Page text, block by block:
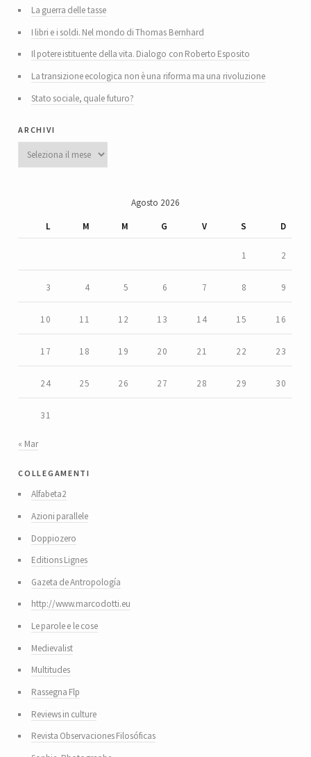
La guerra delle tasse
I libri e i soldi. Nel mondo di Thomas Bernhard
Il potere istituente della vita. Dialogo con Roberto Esposito
La transizione ecologica non è una riforma ma una rivoluzione
Stato sociale, quale futuro?
archivi
Archivi
Agosto 2026
L
M M G V S D
1 2
3 4 5 6 7 8 9
10 11 12 13 14 15 16
17 18 19 20 21 22 23
24 25 26 27 28 29 30
31
« Mar
collegamenti
Alfabeta2
Azioni parallele
Doppiozero
Editions Lignes
Gazeta de Antropología
http://www.marcodotti.eu
Le parole e le cose
Medievalist
Multitudes
Rassegna Flp
Reviews in culture
Revista Observaciones Filosóficas